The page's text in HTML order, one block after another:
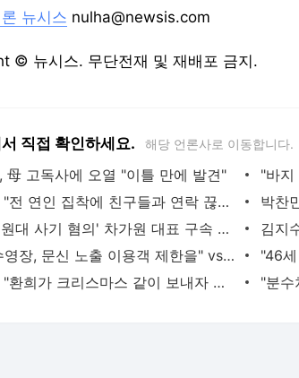
전현무 "전 연인 집착에 친구들과 연락 끊어"
서인영 "환희가 크리스마스 같이 보내자 해" 폭로
24시간 뉴스센터